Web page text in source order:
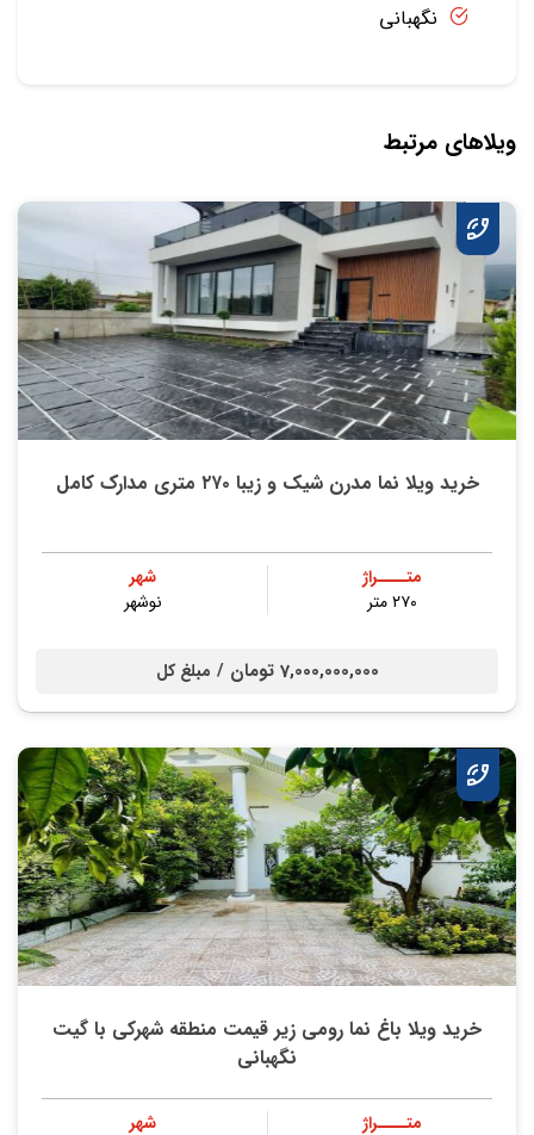
نگهبانی
ویلاهای مرتبط
خرید ویلا نما مدرن شیک و زیبا ۲۷۰ متری مدارک کامل
متــــراژ
۲۷۰ متر
شهر
نوشهر
7,000,000,000 تومان / مبلغ کل
خرید ویلا باغ نما رومی زیر قیمت منطقه شهرکی با گیت
نگهبانی
متــــراژ
شهر